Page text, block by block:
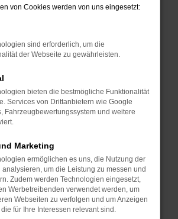
Browsererweiterungen.
Laden bestimmter Seiten
Funktioniert die Seite in einem
oder in einem privaten
Gerät neu.
helfen, vorübergehende
beheben.
auf dem neuesten Stand
birgt nicht nur ein
sondern kann auch dazu
bestimmte Funktionen nicht mehr
von Cookies werden von uns eingesetzt:
sind erforderlich, um die
der Webseite zu gewährleisten.
bieten die bestmögliche Funktionalität
Services von Drittanbietern wie Google
Fahrzeugbewertungssystem und weitere
Marketing
ermöglichen es uns, die Nutzung der
analysieren, um die Leistung zu messen und
Zudem werden Technologien eingesetzt,
Werbetreibenden verwendet werden, um
Webseiten zu verfolgen und um Anzeigen
für Ihre Interessen relevant sind.